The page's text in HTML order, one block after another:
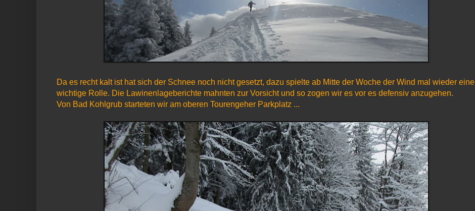
Da es recht kalt ist hat sich der Schnee noch nicht gesetzt, dazu spielte ab Mitte der Woche der Wind mal wieder eine
wichtige Rolle. Die Lawinenlageberichte mahnten zur Vorsicht und so zogen wir es vor es defensiv anzugehen.
Von Bad Kohlgrub starteten wir am oberen Tourengeher Parkplatz ...